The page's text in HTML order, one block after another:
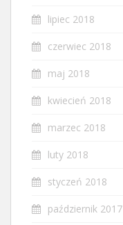
lipiec 2018
czerwiec 2018
maj 2018
kwiecień 2018
marzec 2018
luty 2018
styczeń 2018
październik 2017